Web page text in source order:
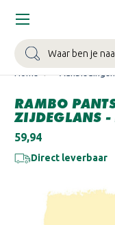
Zoeken
WIN EEN
Home Aanbiedingen
RAMBO
ZIJDEGLANS
€59,94
Direct leverbaar